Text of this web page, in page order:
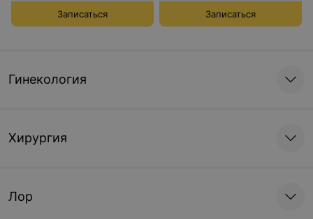
Записаться Записаться
Гинекология
Хирургия
Лор